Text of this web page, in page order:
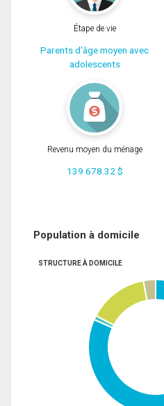
Étape de vie
Parents d'âge moyen avec
adolescents
Revenu moyen du ménage
139 678.32 $
Population à domicile
STRUCTURE À DOMICILE